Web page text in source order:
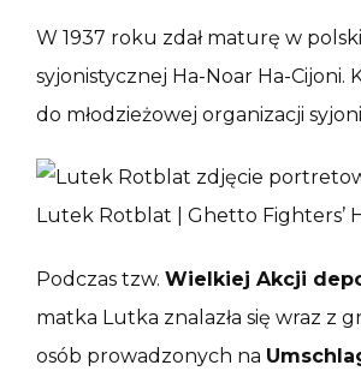
W 1937 roku zdał maturę w
syjonistycznej Ha-Noar Ha-Cijoni.
do młodzieżowej organizacji
Lutek Rotblat | Ghetto Fighters’
Podczas tzw. Wielkiej Akcji
matka Lutka znalazła się wraz z
osób prowadzonych na